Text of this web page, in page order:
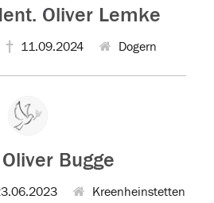
Oliver Lemke
11.09.2024 Dogern
Bugge
Kreenheinstetten